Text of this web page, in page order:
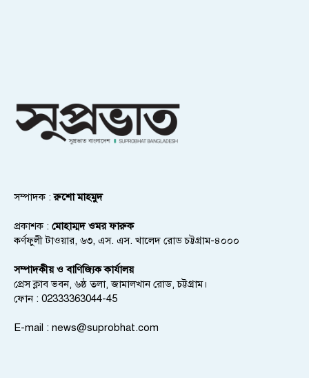
সম্পাদক :রুশো মাহমুদ
প্রকাশক : মোহাম্মদ ওমর ফারুক
কর্ণফুলী টাওয়ার, ৬৩, এস. এস. খালেদ রোড চট্টগ্রাম-৪০০০
সম্পাদকীয় ও বাণিজ্যিক কার্যালয়
প্রেস ক্লাব ভবন, ৬ষ্ঠ তলা, জামালখান রোড, চট্টগ্রাম।
ফোন : 02333363044-45
E-mail : news@suprobhat.com